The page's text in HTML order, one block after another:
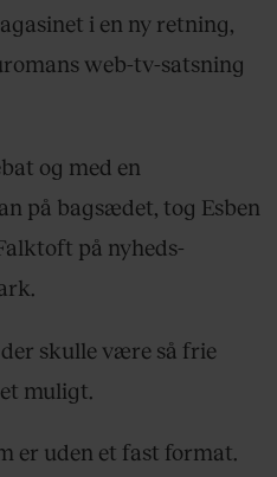
i en ny retning,
web-tv-satsning
og med en
på bagsædet, tog Esben
på nyheds-
skulle være så frie
muligt.
er uden et fast format.